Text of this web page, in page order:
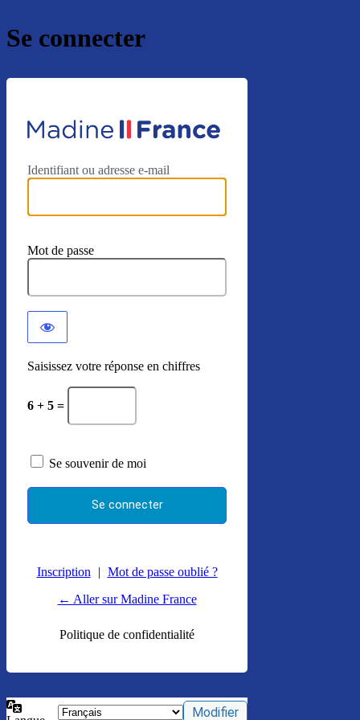
Se connecter
Identifiant ou adresse e-mail
Mot de passe
Saisissez votre réponse en chiffres
6 + 5 =
Se souvenir de moi
Inscription | Mot de passe oublié ?
← Aller sur Madine France
Politique de confidentialité